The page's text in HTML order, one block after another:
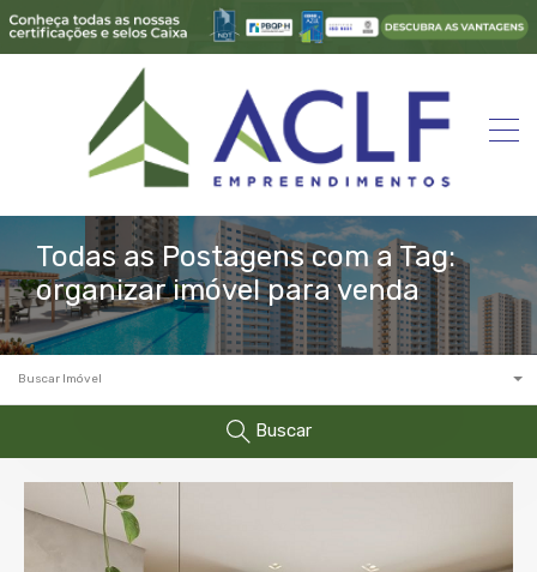
Todas as Postagens com a Tag:
organizar imóvel para venda
Buscar Imóvel
Buscar